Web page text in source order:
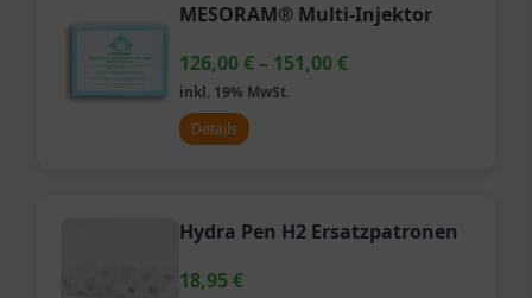
MESORAM® Multi-Injektor
126,00€ – 151,00€
inkl. 19% MwSt.
Details
Hydra Pen H2 Ersatzpatronen
18,95 €